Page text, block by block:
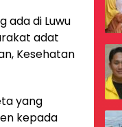
ada di Luwu
adat
Kesehatan
yang
kepada